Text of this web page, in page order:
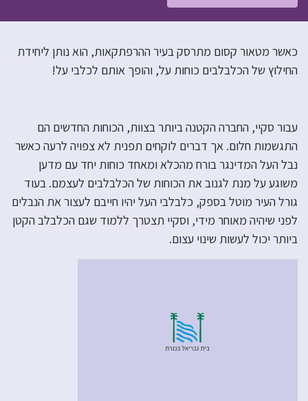
כאשר מטאור קסום מתרסק בעיר ההרפתקאות, הוא נותן ליחידת
החילוץ של הכלבלבים כוחות על, והופך אותם לכלבי על!
עבור סקיי, החברה הקטנה ביותר בצוות, הכוחות החדשים הם
התגשמות חלום. אך דברים לוקחים תפנית לא צפויה לרעה כאשר
נבל העל המדינגר בורח מהכלא ומאחד כוחות יחד עם מדען
משוגע על מנת לגנוב את הכוחות של הכלבלבים לעצמם. בעוד
גורל העיר מוטל בספק, כלבלבי העל יהיו חייבם לעצור את הנבלים
לפני שיהיה מאוחר מידי, וסקיי תצטרך ללמוד שגם הכלבלב הקטן
ביותר יכול לעשות שינוי עצום.